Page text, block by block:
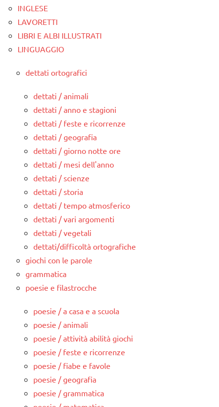
INGLESE
LAVORETTI
LIBRI E ALBI ILLUSTRATI
LINGUAGGIO
dettati ortografici
dettati / animali
dettati / anno e stagioni
dettati / feste e ricorrenze
dettati / geografia
dettati / giorno notte ore
dettati / mesi dell'anno
dettati / scienze
dettati / storia
dettati / tempo atmosferico
dettati / vari argomenti
dettati / vegetali
dettati/difficoltà ortografiche
giochi con le parole
grammatica
poesie e filastrocche
poesie / a casa e a scuola
poesie / animali
poesie / attività abilità giochi
poesie / feste e ricorrenze
poesie / fiabe e favole
poesie / geografia
poesie / grammatica